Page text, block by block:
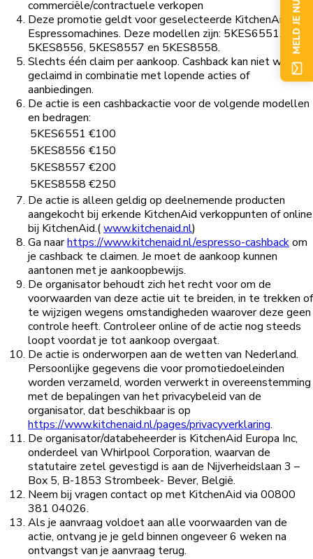
commerciële/contractuele verkopen
Deze promotie geldt voor geselecteerde KitchenAid
Espressomachines. Deze modellen zijn: 5KES6551,
5KES8556, 5KES8557 en 5KES8558.
Slechts één claim per aankoop. Cashback kan niet worden
geclaimd in combinatie met lopende acties of
aanbiedingen.
De actie is een cashbackactie voor de volgende modellen
en bedragen:
5KES6551 €100
5KES8556 €150
5KES8557 €200
5KES8558 €250
De actie is alleen geldig op deelnemende producten
aangekocht bij erkende KitchenAid verkoppunten of online
bij KitchenAid.(www.kitchenaid.nl)
Ga naarhttps://www.kitchenaid.nl/espresso-cashbackom
je cashback te claimen. Je moet de aankoop kunnen
aantonen met je aankoopbewijs.
De organisator behoudt zich het recht voor om de
voorwaarden van deze actie uit te breiden, in te trekken of
te wijzigen wegens omstandigheden waarover deze geen
controle heeft. Controleer online of de actie nog steeds
loopt voordat je tot aankoop overgaat.
De actie is onderworpen aan de wetten van Nederland.
Persoonlijke gegevens die voor promotiedoeleinden
worden verzameld, worden verwerkt in overeenstemming
met de bepalingen van het privacybeleid van de
organisator, dat beschikbaar is op
https://www.kitchenaid.nl/pages/privacyverklaring.
De organisator/databeheerder is KitchenAid Europa Inc,
onderdeel van Whirlpool Corporation, waarvan de
statutaire zetel gevestigd is aan de Nijverheidslaan 3 –
Box 5, B-1853 Strombeek- Bever, België.
Neem bij vragen contact op met KitchenAid via 00800
381 04026.
Als je aanvraag voldoet aan alle voorwaarden van de
actie, ontvang je je geld binnen ongeveer 6 weken na
ontvangst van je aanvraag terug.